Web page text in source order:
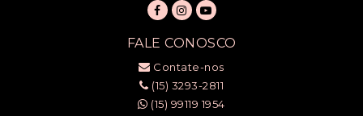
FALE CONOSCO
Contate-nos
(15) 3293-2811
(15) 99119 1954